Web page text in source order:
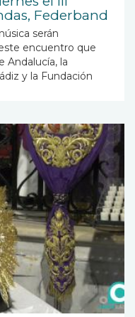
Federband
serán
encuentro que
Andalucía, la
y la Fundación